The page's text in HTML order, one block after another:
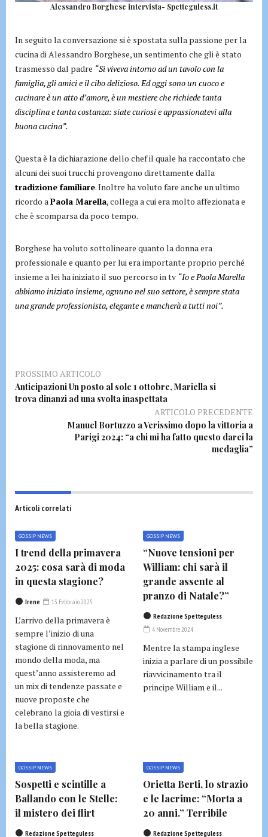
Alessandro Borghese intervista- Spetteguless.it
In seguito la conversazione si è spostata sulla passione per la
cucina di Alessandro Borghese, un sentimento che gli è stato
trasmesso dal padre “Si viveva intorno ad un tavolo con la
famiglia, gli amici e il cibo delizioso. Ed oggi sono un cuoco e
cucinare è un atto d’amore, è un mestiere che richiede tanta
disciplina e tanta costanza: siate curiosi e appassionatevi alla
buona cucina”.
Questa è la dichiarazione dello chef il quale ha raccontato che
alcuni dei suoi trucchi provengono direttamente dalla
tradizione familiare. Inoltre ha voluto fare anche un ultimo
ricordo a Paola Marella, collega a cui era molto affezionata e
che è scomparsa da poco tempo.
Borghese ha voluto sottolineare quanto la donna era
professionale e quanto per lui era importante proprio perché
insieme a lei ha iniziato il suo percorso in tv “Io e Paola Marella
abbiamo iniziato insieme, ognuno nel suo settore, è sempre stata
una grande professionista, elegante e mancherà a tutti noi”.
PROSSIMO ARTICOLO
Anticipazioni Un posto al sole 1 ottobre, Mariella si
trova dinanzi ad una svolta inaspettata
ARTICOLO PRECEDENTE
Manuel Bortuzzo a Verissimo dopo la vittoria a
Parigi 2024: “a chi mi ha fatto questo darei la
medaglia”
Articoli correlati
GOSSIP NEWS
I trend della primavera
2025: cosa sarà di moda
in questa stagione?
Irene 13 Febbraio 2025
L’arrivo della primavera è
sempre l’inizio di una
stagione di rinnovamento nel
mondo della moda, ma
quest’anno assisteremo ad
un mix di tendenze passate e
nuove proposte che
celebrano la gioia di vestirsi e
la bella stagione.
GOSSIP NEWS
“Nuove tensioni per
William: chi sarà il
grande assente al
pranzo di Natale?”
Redazione Spetteguless
4 Novembre 2024
Mentre la stampa inglese
inizia a parlare di un possibile
riavvicinamento tra il
principe William e il...
GOSSIP NEWS
Sospetti e scintille a
Ballando con le Stelle:
il mistero dei flirt
Redazione Spetteguless
GOSSIP NEWS
Orietta Berti, lo strazio
e le lacrime: “Morta a
20 anni.” Terribile
Redazione Spetteguless